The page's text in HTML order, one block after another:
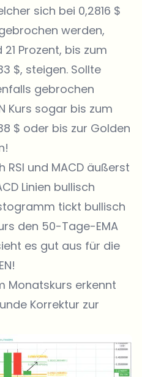
sich bei 0,2816 $
werden,
21 Prozent, bis zum
$, steigen. Sollte
gebrochen
Kurs sogar bis zum
$ oder bis zur Golden
RSI und MACD äußerst
Linien bullisch
tickt bullisch
den 50-Tage-EMA
es gut aus für die
Monatskurs erkennt
Korrektur zur